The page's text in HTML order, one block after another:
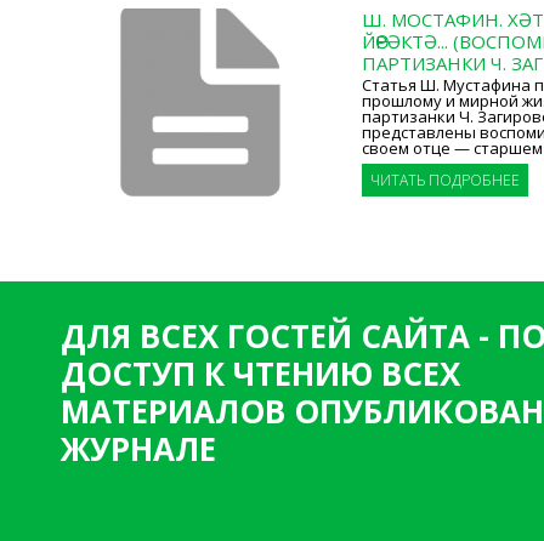
Ш. МОСТАФИН.
ЙӨРӘКТӘ...
ПАРТИЗАНКИ Ч.
Статья Ш. Мустафина
прошлому и мирной
партизанки Ч.
представлены
своем отце — старшем
ЧИТАТЬ ПОДРОБНЕЕ
ДЛЯ ВСЕХ ГОСТЕЙ САЙТА -
ДОСТУП К ЧТЕНИЮ ВСЕХ
МАТЕРИАЛОВ
ЖУРНАЛЕ